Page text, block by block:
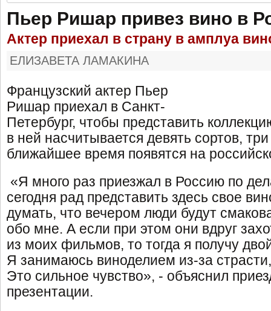
Пьер Ришар привез вино в
Актер приехал в страну в амплуа
ЕЛИЗАВЕТА ЛАМАКИНА
Французский актер Пьер
Ришар приехал в Санкт-
Петербург, чтобы представить
в ней насчитывается девять сортов,
ближайшее время появятся на
«Я много раз приезжал в Россию по
сегодня рад представить здесь свое
думать, что вечером люди будут
обо мне. А если при этом они вдруг
из моих фильмов, то тогда я получу
Я занимаюсь виноделием из-за
Это сильное чувство», - объяснил
презентации.